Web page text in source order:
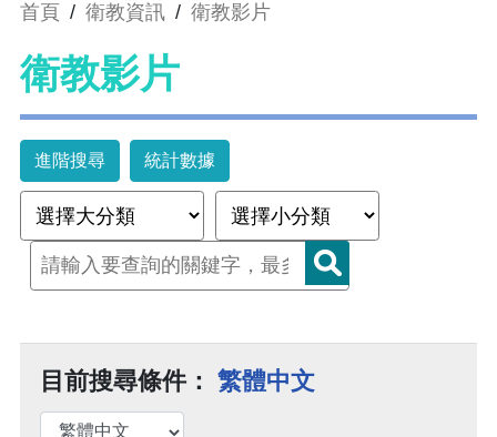
首頁 / 衛教資訊 / 衛教影片
衛教影片
進階搜尋 統計數據
目前搜尋條件： 繁體中文